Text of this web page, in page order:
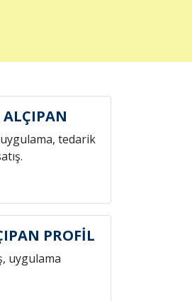
uygulama, tedarik
PROFİL
uygulama